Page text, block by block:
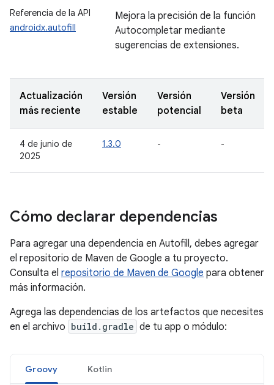
Referencia de la API
androidx.autofill
Mejora la precisión de la función
Autocompletar mediante
sugerencias de extensiones.
Actualización
más reciente
Versión
estable
Versión
potencial
Versión
beta
4 de junio de
2025
1.3.0 - -
Cómo declarar dependencias
Para agregar una dependencia en Autofill, debes agregar
el repositorio de Maven de Google a tu proyecto.
Consulta el repositorio de Maven de Google para obtener
más información.
Agrega las dependencias de los artefactos que necesites
en el archivo build.gradle de tu app o módulo:
Groovy Kotlin